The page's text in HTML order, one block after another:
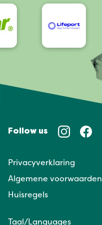
Follow us
Privacyverklaring
Algemene voorwaarden
Huisregels
Taal/Languages